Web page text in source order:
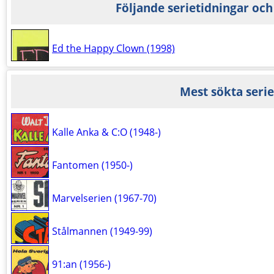
Följande serietidningar
Ed the Happy Clown (1998)
Mest sökta
Kalle Anka & C:O (1948-)
Fantomen (1950-)
Marvelserien (1967-70)
Stålmannen (1949-99)
91:an (1956-)